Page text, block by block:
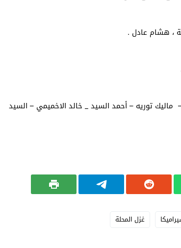
، هشام عادل .
توريه – أحمد السيد _ خالد الاخميمي – السيد
غزل المحلة